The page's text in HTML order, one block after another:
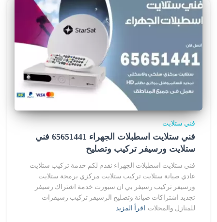
فني ستلايت
فني ستلايت اسطبلات الجهراء 65651441 فني
ستلايت ورسيفر تركيب وتصليح
فني ستلايت اسطبلات الجهراء نقدم لكم خدمة تركيب ستلايت
عادي صيانة ستلايت تركيب ستلايت مركزي برمجة ستلايت
ورسيفر تركيب رسيفر بي ان سبورت خدمة اشتراك رسيفر
تجديد اشتراكات صيانة وتصليح الرسيفر تركيب رسيفرات
للمنازل والمحلات اقرأ المزيد